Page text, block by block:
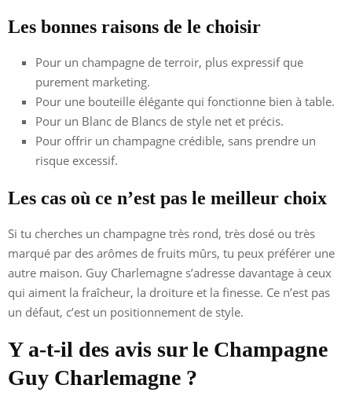
Les bonnes raisons de le choisir
Pour un champagne de terroir, plus expressif que
purement marketing.
Pour une bouteille élégante qui fonctionne bien à table.
Pour un Blanc de Blancs de style net et précis.
Pour offrir un champagne crédible, sans prendre un
risque excessif.
Les cas où ce n’est pas le meilleur choix
Si tu cherches un champagne très rond, très dosé ou très
marqué par des arômes de fruits mûrs, tu peux préférer une
autre maison. Guy Charlemagne s’adresse davantage à ceux
qui aiment la fraîcheur, la droiture et la finesse. Ce n’est pas
un défaut, c’est un positionnement de style.
Y a-t-il des avis sur le Champagne
Guy Charlemagne ?